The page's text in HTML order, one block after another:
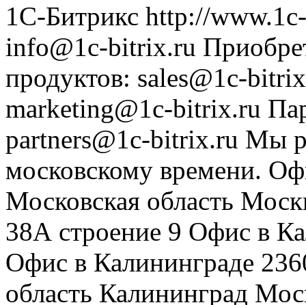
1С-Битрикс http://
info@1c-bitrix.ru
продуктов: sales@1c-
marketing@1c-bitrix.ru
partners@1c-bitrix.ru Мы
московскому времени.
Московская область
38А строение 9 Офис в
Офис в Калининграде
область Калининград